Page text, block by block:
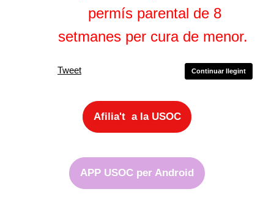
permís parental de 8
setmanes per cura de menor.
Continuar llegint
Tweet
Afilia't a la USOC
APP USOC per Android